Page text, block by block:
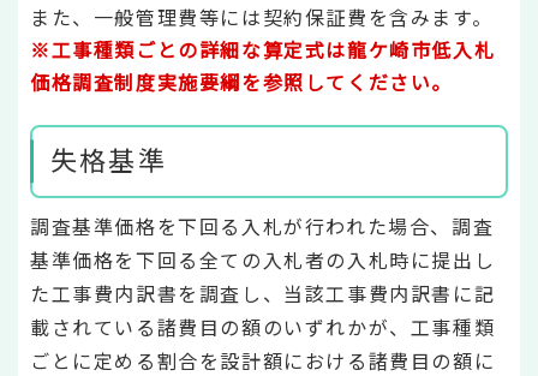
また、一般管理費等には契約保証費を含みます。
※工事種類ごとの詳細な算定式は龍ケ崎市低入札
価格調査制度実施要綱を参照してください。
失格基準
調査基準価格を下回る入札が行われた場合、調査
基準価格を下回る全ての入札者の入札時に提出し
た工事費内訳書を調査し、当該工事費内訳書に記
載されている諸費目の額のいずれかが、工事種類
ごとに定める割合を設計額における諸費目の額に